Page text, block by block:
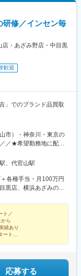
(北海道)、卸町駅(宮城
、花崎駅、偕楽園駅、
駅、善行駅、三崎口
、古河駅、鶴瀬駅、東
水神駅、東千葉駅、高
(神奈川県)、西武柳沢
、東富岡駅、新鹿沼
宇都宮駅、秩父駅、小
本蓮沼駅、相模原駅、
駅、明大前駅、塚原
ン中央駅、柏駅、西小
西葛西駅、逗子駅、宮
岡駅、伊勢原駅、淵野
、土佐山田駅、大阪空
、学園前駅(奈良県)、上
伏見駅、下総中山駅、
高井戸駅、岩原駅、熊
駅、西新宿五丁目駅、
駅、宇都宮駅東口駅
研修／インセン毎
・あざみ野店・中目黒
歓迎
」でのブランド品買取
市）・神奈川・東京の
／★希望勤務地に配属
ングスタッフ募集★飯
は直行直帰OK（1）店
で11分■買取大吉 高山
ル1階・高山駅より徒
徒歩2分■買取大吉 中
ビル1F・中目黒駅より
アは全国一都三県を
施設、ホームセンター
、代官山駅
各種手当・月100万円
黒店、横浜あざみの店
。※給与は経験・能力を
持ちの方は優遇／◇月
手当※給与は経験・能
収1200万円／入社3年
万円／入社1年目／イン
ト／
ら
績あり
ート
応募する